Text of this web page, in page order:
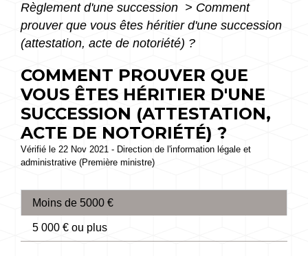
Règlement d'une succession > Comment
prouver que vous êtes héritier d'une succession
(attestation, acte de notoriété) ?
COMMENT PROUVER QUE
VOUS ÊTES HÉRITIER D'UNE
SUCCESSION (ATTESTATION,
ACTE DE NOTORIÉTÉ) ?
Vérifié le 22 Nov 2021 - Direction de l'information légale et
administrative (Première ministre)
Moins de 5000 €
5 000 € ou plus